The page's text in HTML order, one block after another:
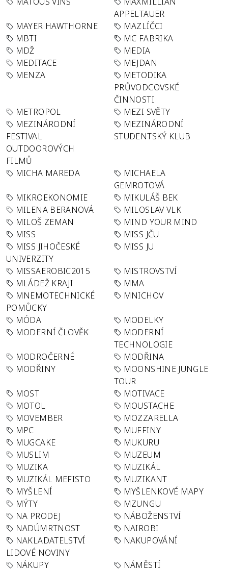
APPELTAUER
MAYER HAWTHORNE
MAZLÍČCI
MBTI
MC FABRIKA
MDŽ
MEDIA
MEDITACE
MEJDAN
MENZA
METODIKA
PRŮVODCOVSKÉ
ČINNOSTI
METROPOL
MEZI SVĚTY
MEZINÁRODNÍ
FESTIVAL
OUTDOOROVÝCH
FILMŮ
MEZINÁRODNÍ
STUDENTSKÝ KLUB
MICHA MAREDA
MICHAELA
GEMROTOVÁ
MIKROEKONOMIE
MIKULÁŠ BEK
MILENA BERANOVÁ
MILOSLAV VLK
MILOŠ ZEMAN
MIND YOUR MIND
MISS
MISS JČU
MISS JIHOČESKÉ
UNIVERZITY
MISS JU
MISSAEROBIC2015
MISTROVSTVÍ
MLÁDEŽ KRAJI
MMA
MNEMOTECHNICKÉ
POMŮCKY
MNICHOV
MÓDA
MODELKY
MODERNÍ ČLOVĚK
MODERNÍ
TECHNOLOGIE
MODROČERNÉ
MODŘINA
MODŘINY
MOONSHINE JUNGLE
TOUR
MOST
MOTIVACE
MOTOL
MOUSTACHE
MOVEMBER
MOZZARELLA
MPC
MUFFINY
MUGCAKE
MUKURU
MUSLIM
MUZEUM
MUZIKA
MUZIKÁL
MUZIKÁL MEFISTO
MUZIKANT
MYŠLENÍ
MYŠLENKOVÉ MAPY
MÝTY
MZUNGU
NA PRODEJ
NÁBOŽENSTVÍ
NADÚMRTNOST
NAIROBI
NAKLADATELSTVÍ
LIDOVÉ NOVINY
NAKUPOVÁNÍ
NÁKUPY
NÁMĚSTÍ